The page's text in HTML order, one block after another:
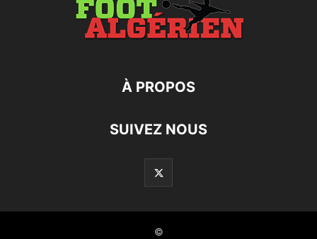
À PROPOS
SUIVEZ NOUS
©